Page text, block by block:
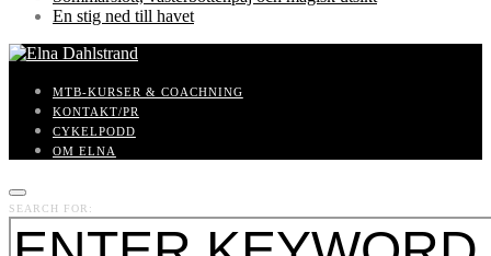
En stig ned till havet
MTB-KURSER & COACHNING
KONTAKT/PR
CYKELPODD
OM ELNA
SEARCH FOR: